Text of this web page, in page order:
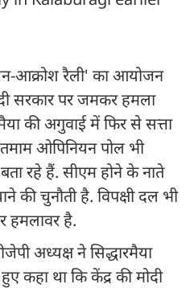
'जन-आक्रोश रैली' का आयोजन
सरकार पर जमकर हमला
की अगुवाई में फिर से सत्ता
ओपिनियन पोल भी
बता रहे हैं. सीएम होने के नाते
की चुनौती है. विपक्षी दल भी
हमलावर है.
अध्यक्ष ने सिद्धारमैया
कहा था कि केंद्र की मोदी